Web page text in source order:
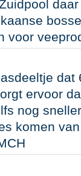
voor
dat
ervoor
nog
komen